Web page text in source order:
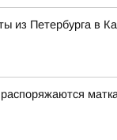
из Петербурга в